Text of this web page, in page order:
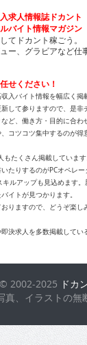
求人情報誌ドカント
バイト情報マガジン
てドカント稼ごう。
ー、グラビアなど仕
せください！
入バイト情報を幅広く掲
して参りますので、是非
ど、働き方・目的に合
コツコツ集中するのが
もたくさん掲載していま
たりするのがPCオペレ
ルアップも見込めます
イトが見つかります。
りますので、どうぞ楽し
決求人を多数掲載して
2002-2025 ドカ
、イラストの無